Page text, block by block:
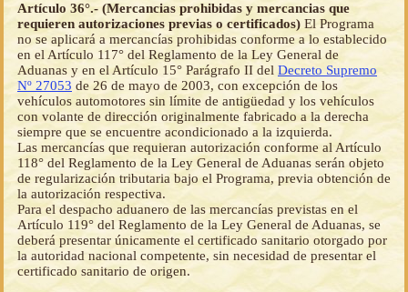
Artículo 36°.- (Mercancias prohibidas y mercancias que
requieren autorizaciones previas o certificados) El Programa
no se aplicará a mercancías prohibidas conforme a lo establecido
en el Artículo 117° del Reglamento de la Ley General de
Aduanas y en el Artículo 15° Parágrafo II del Decreto Supremo
Nº 27053 de 26 de mayo de 2003, con excepción de los
vehículos automotores sin límite de antigüedad y los vehículos
con volante de dirección originalmente fabricado a la derecha
siempre que se encuentre acondicionado a la izquierda.
Las mercancías que requieran autorización conforme al Artículo
118° del Reglamento de la Ley General de Aduanas serán objeto
de regularización tributaria bajo el Programa, previa obtención de
la autorización respectiva.
Para el despacho aduanero de las mercancías previstas en el
Artículo 119° del Reglamento de la Ley General de Aduanas, se
deberá presentar únicamente el certificado sanitario otorgado por
la autoridad nacional competente, sin necesidad de presentar el
certificado sanitario de origen.